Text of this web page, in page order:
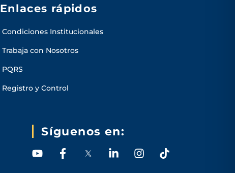
Enlaces rápidos
Condiciones Institucionales
Trabaja con Nosotros
PQRS
Registro y Control
Síguenos en:
Y
F
L
I
T